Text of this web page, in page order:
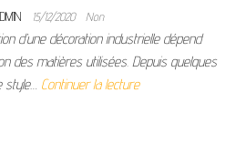
15/12/2020 Non
d’une décoration industrielle dépend
des matières utilisées. Depuis quelques
style… Continuer la lecture